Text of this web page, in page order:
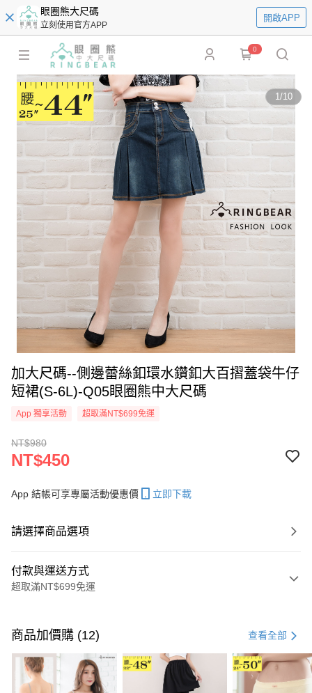
眼圈熊大尺碼
立刻使用官方APP
開啟APP
0
1/10
加大尺碼--側邊蕾絲釦環水鑽釦大百摺蓋袋牛仔
短裙(S-6L)-Q05眼圈熊中大尺碼
App 獨享活動 超取滿NT$699免運
NT$980
NT$450
App 結帳可享專屬活動優惠價 立即下載
請選擇商品選項
付款與運送方式
超取滿NT$699免運
信用卡一次付款
超商取貨付款
LINE Pay
商品加價購 (12) 查看全部